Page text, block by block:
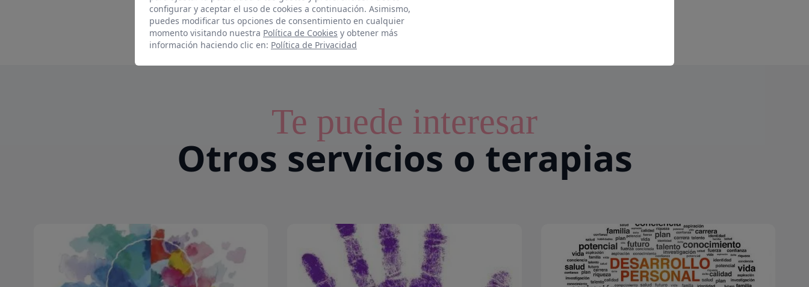
Te puede interesar
Otros servicios o terapias
configurar y aceptar el uso de cookies a continuación. Asimismo,
puedes modificar tus opciones de consentimiento en cualquier
momento visitando nuestra Política de Cookies y obtener más
información haciendo clic en: Política de Privacidad